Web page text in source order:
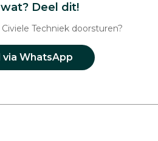
Deel dit!
Techniek doorsturen?
via WhatsApp